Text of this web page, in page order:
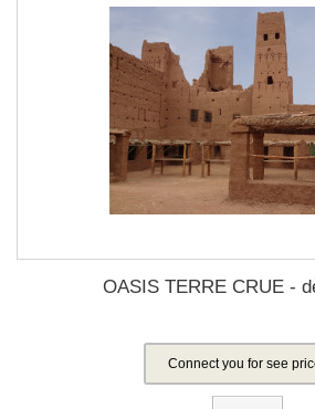
OASIS TERRE CRUE -
Connect you for see